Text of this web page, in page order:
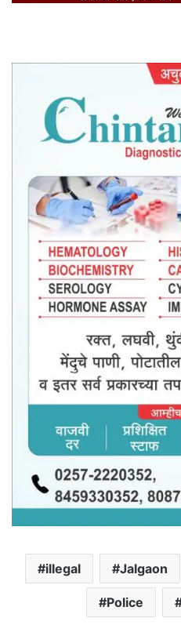
illegal Jalgaon
Police